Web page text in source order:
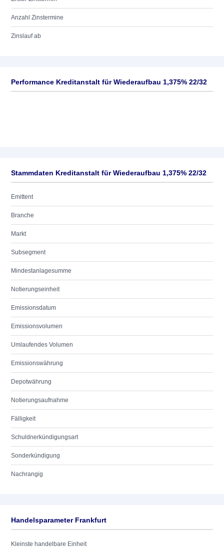
Anzahl Zinstermine
Zinslauf ab
Performance Kreditanstalt für Wiederaufbau 1,375% 22/32
Stammdaten Kreditanstalt für Wiederaufbau 1,375% 22/32
Emittent
Branche
Markt
Subsegment
Mindestanlagesumme
Notierungseinheit
Emissionsdatum
Emissionsvolumen
Umlaufendes Volumen
Emissionswährung
Depotwährung
Notierungsaufnahme
Fälligkeit
Schuldnerkündigungsart
Sonderkündigung
Nachrangig
Handelsparameter Frankfurt
Kleinste handelbare Einheit